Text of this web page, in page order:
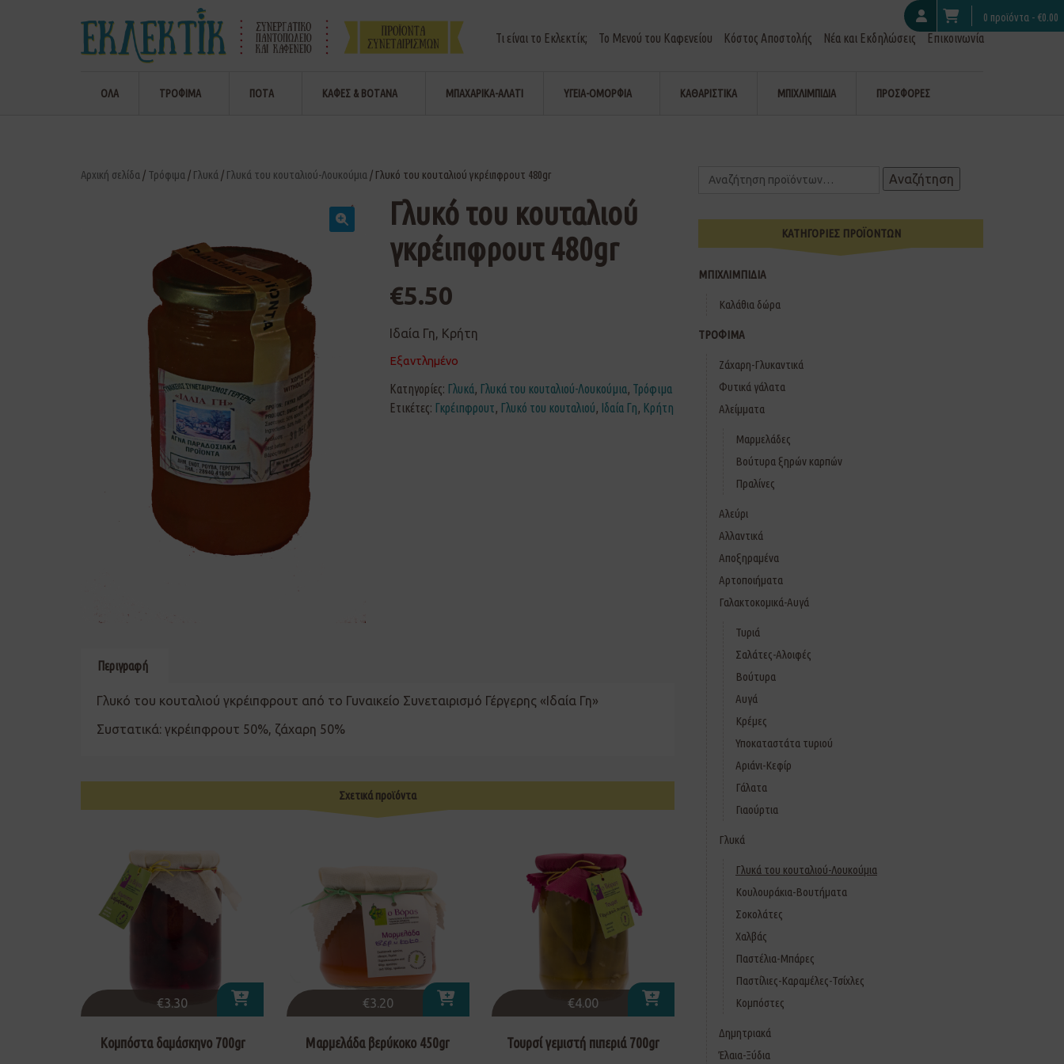
0 προϊόντα - €0.00
Τι είναι το Εκλεκτίκ; Το Μενού του Καφενείου Κόστος Αποστολής Νέα και Εκδηλώσεις Επικοινωνία
ΟΛΑ ΤΡΟΦΙΜΑ ΠΟΤΑ ΚΑΦΕΣ & ΒΟΤΑΝΑ ΜΠΑΧΑΡΙΚΑ-ΑΛΑΤΙ ΥΓΕΙΑ-ΟΜΟΡΦΙΑ ΚΑΘΑΡΙΣΤΙΚΑ ΜΠΙΧΛΙΜΠΙΔΙΑ ΠΡΟΣΦΟΡΕΣ
Αρχική σελίδα / Τρόφιμα / Γλυκά / Γλυκά του κουταλιού-Λουκούμια / Γλυκό του κουταλιού γκρέιπφρουτ 480gr
Γλυκό του κουταλιού
γκρέιπφρουτ 480gr
€5.50
Ιδαία Γη, Κρήτη
Εξαντλημένο
Κατηγορίες: Γλυκά, Γλυκά του κουταλιού-Λουκούμια, Τρόφιμα
Ετικέτες: Γκρέιπφρουτ, Γλυκό του κουταλιού, Ιδαία Γη, Κρήτη
Περιγραφή
Γλυκό του κουταλιού γκρέιπφρουτ από το Γυναικείο Συνεταιρισμό Γέργερης «Ιδαία Γη»
Συστατικά: γκρέιπφρουτ 50%, ζάχαρη 50%
Σχετικά προϊόντα
€3.30
Κομπόστα δαμάσκηνο 700gr
€3.20
Μαρμελάδα βερύκοκο 450gr
€4.00
Τουρσί γεμιστή πιπεριά 700gr
Αναζήτηση
ΚΑΤΗΓΟΡΙΕΣ ΠΡΟΪΟΝΤΩΝ
ΜΠΙΧΛΙΜΠΙΔΙΑ
Καλάθια δώρα
ΤΡΟΦΙΜΑ
Ζάχαρη-Γλυκαντικά
Φυτικά γάλατα
Αλείμματα
Μαρμελάδες
Βούτυρα ξηρών καρπών
Πραλίνες
Αλεύρι
Αλλαντικά
Αποξηραμένα
Αρτοποιήματα
Γαλακτοκομικά-Αυγά
Τυριά
Σαλάτες-Αλοιφές
Βούτυρα
Αυγά
Κρέμες
Υποκαταστάτα τυριού
Αριάνι-Κεφίρ
Γάλατα
Γιαούρτια
Γλυκά
Γλυκά του κουταλιού-Λουκούμια
Κουλουράκια-Βουτήματα
Σοκολάτες
Χαλβάς
Παστέλια-Μπάρες
Παστίλιες-Καραμέλες-Τσίχλες
Κομπόστες
Δημητριακά
Έλαια-Ξύδια